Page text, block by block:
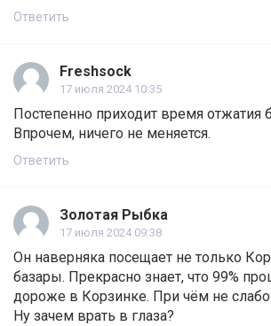
Ответить
Freshsock
17 июля 2024 10:35
Постепенно приходит время отжатия
Впрочем, ничего не меняется.
Ответить
Золотая Рыбка
17 июля 2024 09:38
Он наверняка посещает не только
базары. Прекрасно знает, что 99%
дороже в Корзинке. При чём не
Ну зачем врать в глаза?